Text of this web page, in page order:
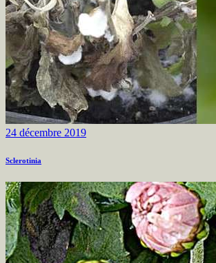
24 décembre 2019
Sclerotinia